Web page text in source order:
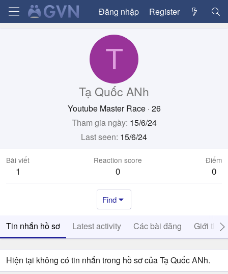
Đăng nhập Register
T
Tạ Quốc ANh
Youtube Master Race · 26
Tham gia ngày 15/6/24
Last seen 15/6/24
Bài viết
1
Reaction score
0
Điểm
0
Find
Tin nhắn hồ sơ Latest activity Các bài đăng Giới thiệu
Hiện tại không có tin nhắn trong hồ sơ của Tạ Quốc ANh.